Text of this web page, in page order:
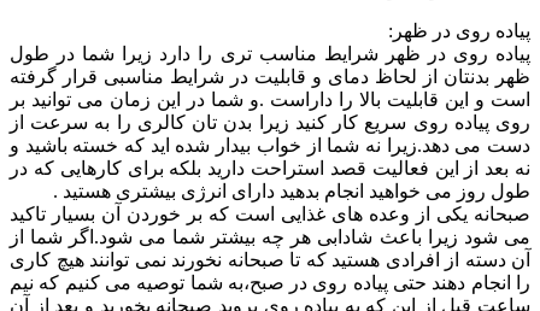
پیاده روی در ظهر:
پیاده روی در ظهر شرایط مناسب تری را دارد زیرا شما در طول
ظهر بدنتان از لحاظ دمای و قابلیت در شرایط مناسبی قرار گرفته
است و این قابلیت بالا را داراست .و شما در این زمان می توانید بر
روی پیاده روی سریع کار کنید زیرا بدن تان کالری را به سرعت از
دست می دهد.زیرا نه شما از خواب بیدار شده اید که خسته باشید و
نه بعد از این فعالیت قصد استراحت دارید بلکه برای کارهایی که در
طول روز می خواهید انجام بدهید دارای انرژی بیشتری هستید .
صبحانه یکی از وعده های غذایی است که بر خوردن آن بسیار تاکید
می شود زیرا باعث شادابی هر چه بیشتر شما می شود.اگر شما از
آن دسته از افرادی هستید که تا صبحانه نخورند نمی توانند هیچ کاری
را انجام دهند حتی پیاده روی در صبح،به شما توصیه می کنیم که نیم
ساعت قبل از این که به پیاده روی بروید صبحانه بخورید و بعد از آن